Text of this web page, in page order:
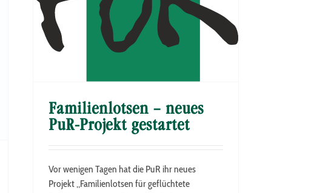
Familienlotsen – neues
PuR-Projekt gestartet
Vor wenigen Tagen hat die PuR ihr neues
Projekt „Familienlotsen für geflüchtete